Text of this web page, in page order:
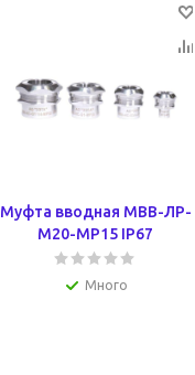
Муфта вводная МВВ-ЛР-
М20-МР15 IP67
Много